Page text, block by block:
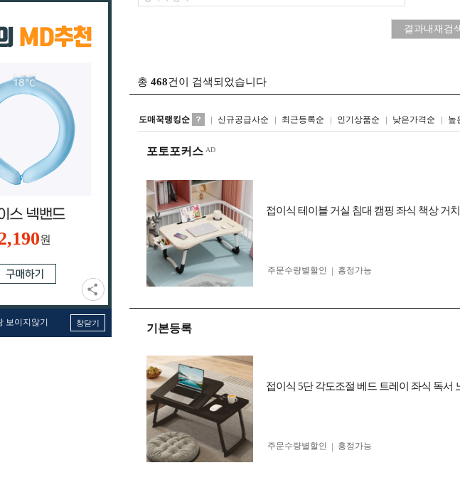
원
보이지않기 창닫기
총 468건이 검색되었습니다
도매꾹랭킹순 신규공급사순 최근등록순 인기상품순 낮은가격순 높
리스트형갤러리형
포토포커스
접이식 테이블 거실 침대 캠핑 좌식 책상 거
주문수량별할인
흥정가능
기본등록
접이식 5단 각도조절 베드 트레이 좌식 독서
주문수량별할인
흥정가능